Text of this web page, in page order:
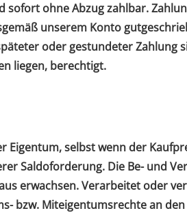
ohne Abzug zahlbar.
unserem Konto
oder gestundeter Zahlung
liegen, berechtigt.
Eigentum, selbst wenn der
Saldoforderung. Die Be- und
erwachsen. Verarbeitet oder
bzw. Miteigentumsrechte an